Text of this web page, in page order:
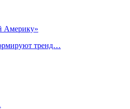
Америку»
тренд…